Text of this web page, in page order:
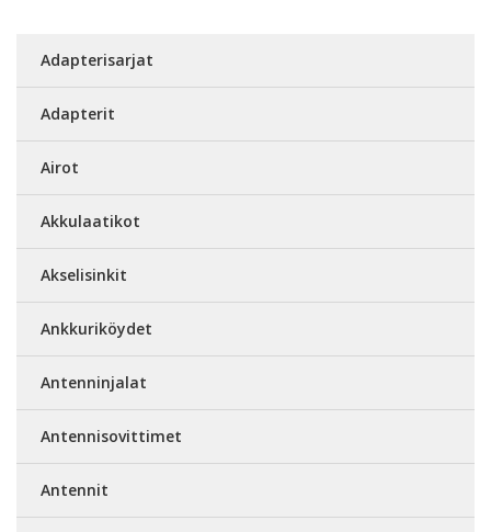
Adapterisarjat
Adapterit
Airot
Akkulaatikot
Akselisinkit
Ankkuriköydet
Antenninjalat
Antennisovittimet
Antennit